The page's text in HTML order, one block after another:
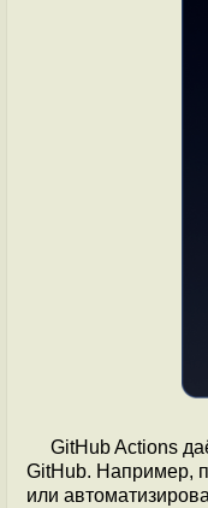
GitHub Actions
GitHub. Например,
или